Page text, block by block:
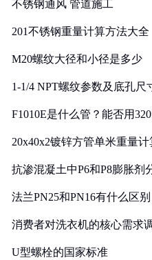
不锈钢通风 管道施工
201不锈钢重量计算方法大全
M20螺纹大径和小径是多少
1-1/4 NPT螺纹参数及底孔尺
F1010E是什么管？能否用
20x40x2镀锌方管单米重量
抗渗混凝土中P6和P8膨胀剂
法兰PN25和PN16有什么区别
消费者对洗衣机的核心需求
U型螺栓的国家标准